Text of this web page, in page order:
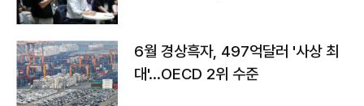
6월 경상흑자, 497억달러 '사상 최
대'…OECD 2위 수준